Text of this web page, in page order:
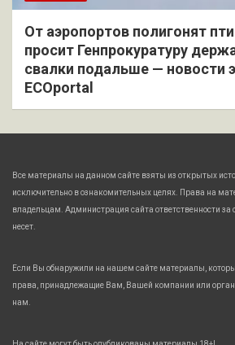
От аэропортов полигонят
просит Генпрокуратуру
свалки подальше — новости
ECOportal
Все материалы на данном сайте взяты из открытых
исключительно в ознакомительных целях. Права на
владельцам. Администрация сайта ответственности
несет.
Если Вы обнаружили на нашем сайте материалы,
права, принадлежащие Вам, Вашей компании или
нам.